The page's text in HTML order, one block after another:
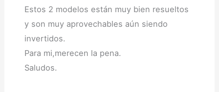
Estos 2 modelos están muy bien resueltos
y son muy aprovechables aún siendo
invertidos.
Para mi,merecen la pena.
Saludos.